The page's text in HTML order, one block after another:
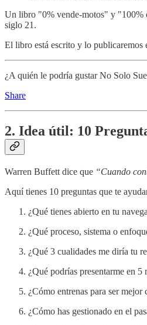
Un libro "0% vende-motos" y "100%
siglo 21.
El libro está escrito y lo publicaremos
¿A quién le podría gustar No Solo
Share
2. Idea útil: 10
Warren Buffett dice que “Cuando
Aquí tienes 10 preguntas que te
¿Qué tienes abierto en tu
¿Qué proceso, sistema o
¿Qué 3 cualidades me diría tu
¿Qué podrías presentarme en
¿Cómo entrenas para ser
¿Cómo has gestionado en el